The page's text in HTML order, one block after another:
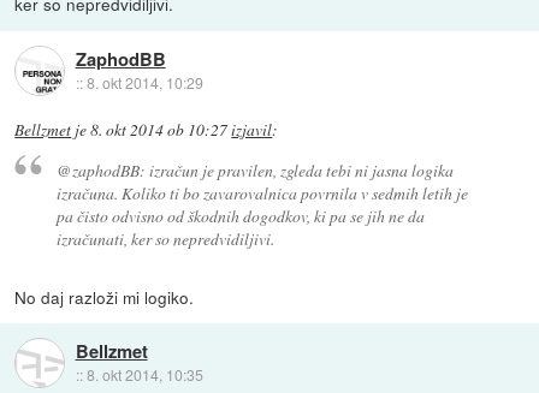
ZaphodBB
::8. okt 2014, 10:29
Bellzmet je8. okt 2014 ob 10:27izjavil:
@zaphodBB: izračun je pravilen, zgleda tebi ni jasna logika
izračuna. Koliko ti bo zavarovalnica povrnila v sedmih letih je
pa čisto odvisno od škodnih dogodkov, ki pa se jih ne da
izračunati, ker so nepredvidiljivi.
No daj razloži mi logiko.
Bellzmet
::8. okt 2014, 10:35